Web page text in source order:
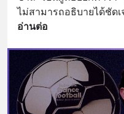
ไม่สามารถอธิบายได้ชัด
อ่านต่อ